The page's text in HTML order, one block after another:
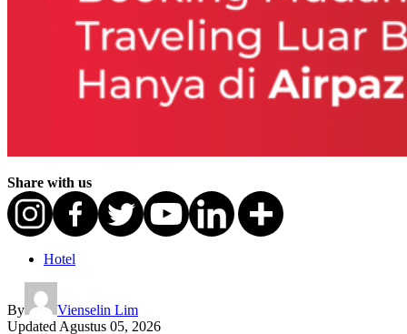
Share with us
Hotel
By
Vienselin Lim
Updated Agustus 05, 2026